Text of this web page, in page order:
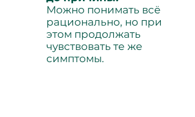
Можно понимать всё
рационально, но при
этом продолжать
чувствовать те же
симптомы.